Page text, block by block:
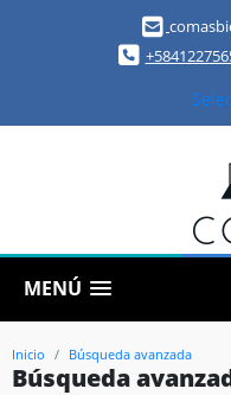
MENÚ
Inicio Búsqueda avanzada
Búsqueda